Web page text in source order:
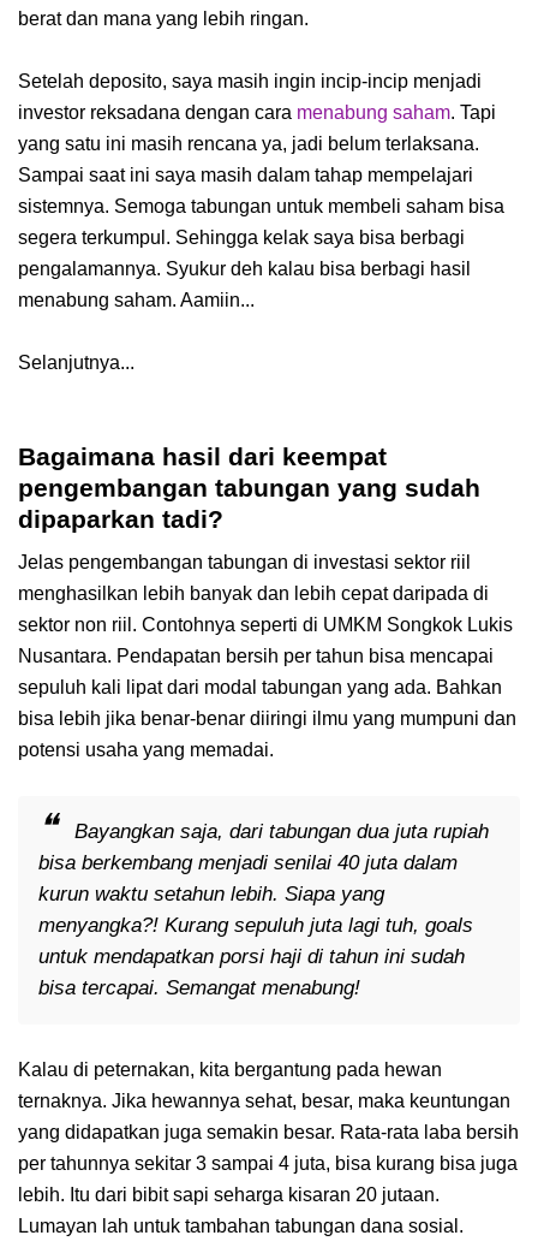
berat dan mana yang lebih ringan.
Setelah deposito, saya masih ingin incip-incip menjadi
investor reksadana dengan cara menabung saham. Tapi
yang satu ini masih rencana ya, jadi belum terlaksana.
Sampai saat ini saya masih dalam tahap mempelajari
sistemnya. Semoga tabungan untuk membeli saham bisa
segera terkumpul. Sehingga kelak saya bisa berbagi
pengalamannya. Syukur deh kalau bisa berbagi hasil
menabung saham. Aamiin...
Selanjutnya...
Bagaimana hasil dari keempat
pengembangan tabungan yang sudah
dipaparkan tadi?
Jelas pengembangan tabungan di investasi sektor riil
menghasilkan lebih banyak dan lebih cepat daripada di
sektor non riil. Contohnya seperti di UMKM Songkok Lukis
Nusantara. Pendapatan bersih per tahun bisa mencapai
sepuluh kali lipat dari modal tabungan yang ada. Bahkan
bisa lebih jika benar-benar diiringi ilmu yang mumpuni dan
potensi usaha yang memadai.
Bayangkan saja, dari tabungan dua juta rupiah
bisa berkembang menjadi senilai 40 juta dalam
kurun waktu setahun lebih. Siapa yang
menyangka?! Kurang sepuluh juta lagi tuh, goals
untuk mendapatkan porsi haji di tahun ini sudah
bisa tercapai. Semangat menabung!
Kalau di peternakan, kita bergantung pada hewan
ternaknya. Jika hewannya sehat, besar, maka keuntungan
yang didapatkan juga semakin besar. Rata-rata laba bersih
per tahunnya sekitar 3 sampai 4 juta, bisa kurang bisa juga
lebih. Itu dari bibit sapi seharga kisaran 20 jutaan.
Lumayan lah untuk tambahan tabungan dana sosial.